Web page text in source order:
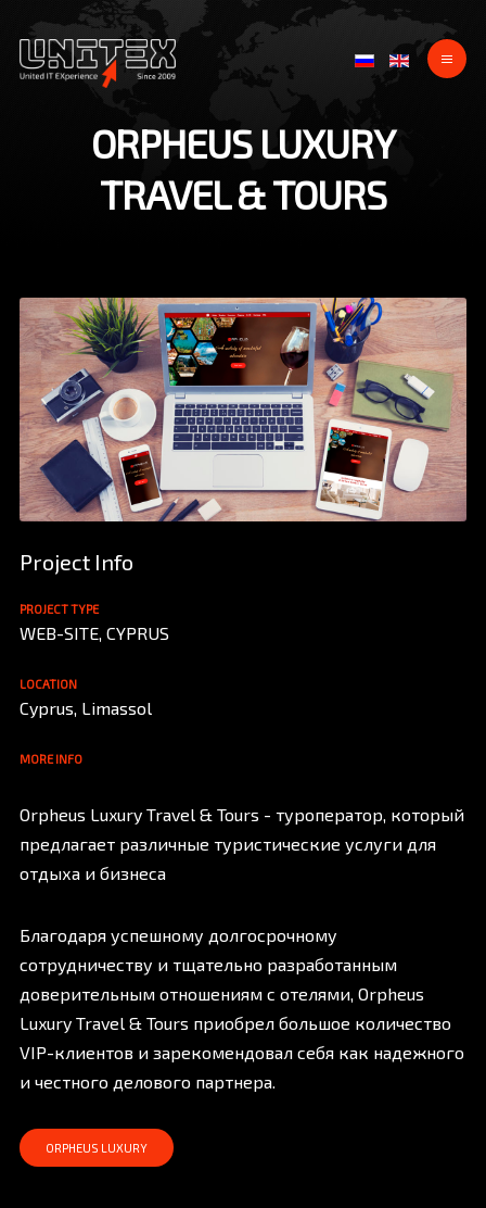
ORPHEUS LUXURY
TRAVEL & TOURS
Project Info
PROJECT TYPE
WEB-SITE, CYPRUS
LOCATION
Cyprus, Limassol
MORE INFO
Orpheus Luxury Travel & Tours - туроператор, который
предлагает различные туристические услуги для
отдыха и бизнеса
Благодаря успешному долгосрочному
сотрудничеству и тщательно разработанным
доверительным отношениям с отелями, Orpheus
Luxury Travel & Tours приобрел большое количество
VIP-клиентов и зарекомендовал себя как надежного
и честного делового партнера.
ORPHEUS LUXURY